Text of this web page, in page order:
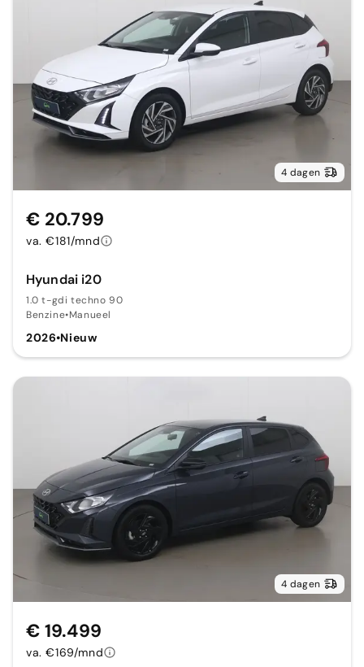
4 dagen
Hyundai i20
1.0 t-gdi techno 90
Benzine•Manueel
2026•Nieuw
€ 20.799
va. €181/mnd
4 dagen
€ 19.499
va. €169/mnd